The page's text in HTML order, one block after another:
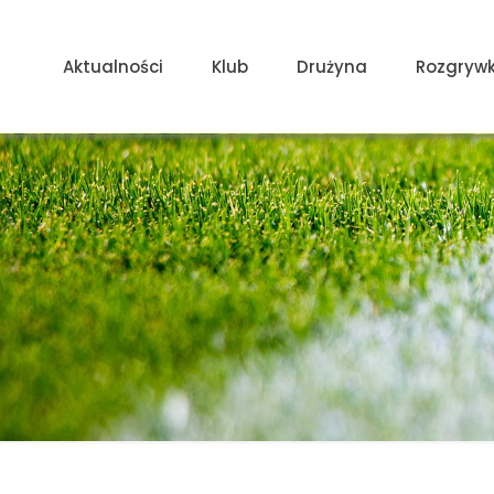
Aktualności Klub Drużyna